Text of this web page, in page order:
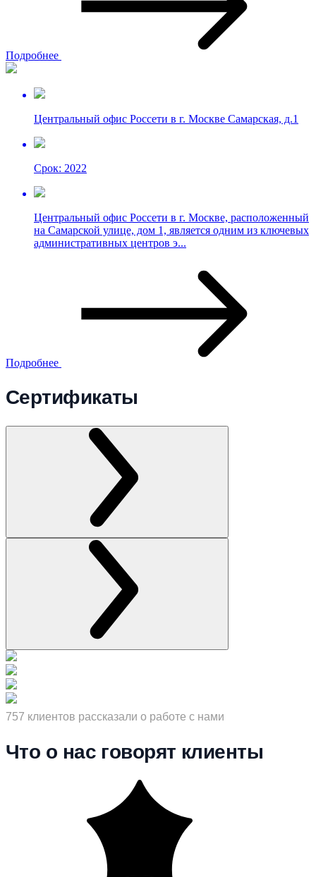
Подробнее
Центральный офис Россети в г. Москве Самарская, д.1
Срок: 2022
Центральный офис Россети в г. Москве, расположенный
на Самарской улице, дом 1, является одним из ключевых
административных центров э...
Подробнее
Сертификаты
757 клиентов рассказали о работе с нами
Что о нас говорят клиенты